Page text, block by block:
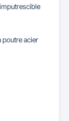
poutre acier